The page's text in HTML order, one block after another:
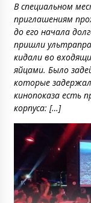
В специальном
приглашениям
до его начала
пришли
кидали во
яйцами. Было
которые
кинопоказа есть
корпуса: […]